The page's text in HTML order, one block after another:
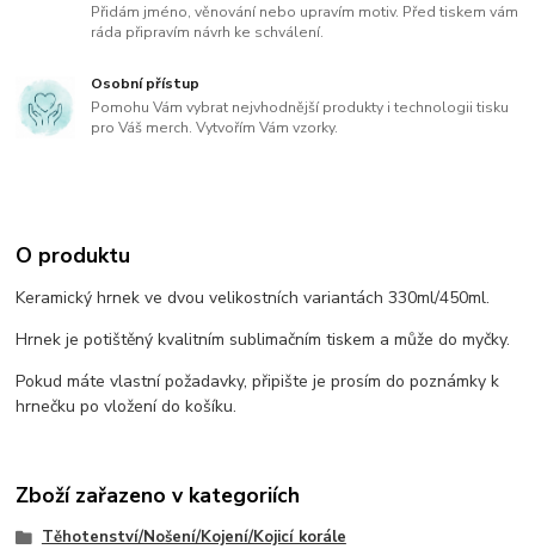
Přidám jméno, věnování nebo upravím motiv. Před tiskem vám
ráda připravím návrh ke schválení.
Osobní přístup
Pomohu Vám vybrat nejvhodnější produkty i technologii tisku
pro Váš merch. Vytvořím Vám vzorky.
O produktu
Keramický hrnek ve dvou velikostních variantách 330ml/450ml.
Hrnek je potištěný kvalitním sublimačním tiskem a může do myčky.
Pokud máte vlastní požadavky, připište je prosím do poznámky k
hrnečku po vložení do košíku.
Zboží zařazeno v kategoriích
Těhotenství/Nošení/Kojení/Kojicí korále